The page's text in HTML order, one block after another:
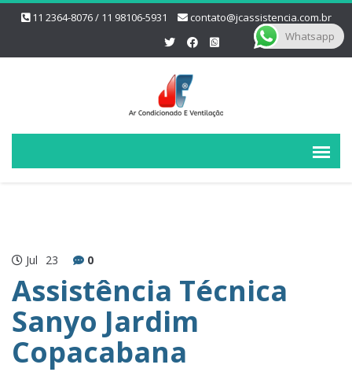
11 2364-8076 / 11 98106-5931 contato@jcassistencia.com.br
Jul 23 0
Assistência Técnica
Sanyo Jardim
Copacabana
Whatsapp